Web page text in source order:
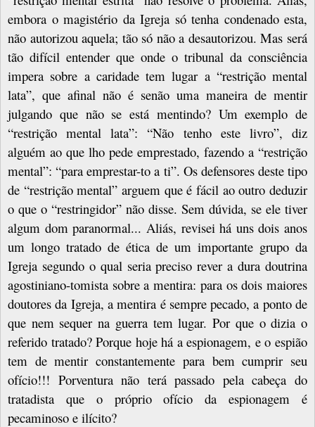
embora o magistério da Igreja só tenha condenado esta,
não autorizou aquela; tão só não a desautorizou. Mas será
tão difícil entender que onde o tribunal da consciência
impera sobre a caridade tem lugar a “restrição mental
lata”, que afinal não é senão uma maneira de mentir
julgando que não se está mentindo? Um exemplo de
“restrição mental lata”: “Não tenho este livro”, diz
alguém ao que lho pede emprestado, fazendo a “restrição
mental”: “para emprestar-to a ti”. Os defensores deste tipo
de “restrição mental” arguem que é fácil ao outro deduzir
o que o “restringidor” não disse. Sem dúvida, se ele tiver
algum dom paranormal... Aliás, revisei há uns dois anos
um longo tratado de ética de um importante grupo da
Igreja segundo o qual seria preciso rever a dura doutrina
agostiniano-tomista sobre a mentira: para os dois maiores
doutores da Igreja, a mentira é sempre pecado, a ponto de
que nem sequer na guerra tem lugar. Por que o dizia o
referido tratado? Porque hoje há a espionagem, e o espião
tem de mentir constantemente para bem cumprir seu
ofício!!! Porventura não terá passado pela cabeça do
tratadista que o próprio ofício da espionagem é
pecaminoso e ilícito?